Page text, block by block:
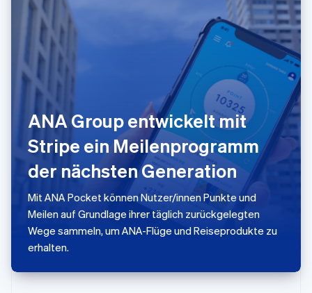
ANA Group entwickelt mit
Stripe ein Meilenprogramm
der nächsten Generation
Mit ANA Pocket können Nutzer/innen Punkte und
Meilen auf Grundlage ihrer täglich zurückgelegten
Wege sammeln, um ANA-Flüge und Reiseprodukte zu
erhalten.
Schweiz
Deutsch
Singapur
English
English
Sonderverwaltungsregion Hongkong,
China
English 简体中文
Spanien
Thailand
ไทยEnglish
Tschechische Republik
English
Ungarn
Vereinigte Arabische Emirate